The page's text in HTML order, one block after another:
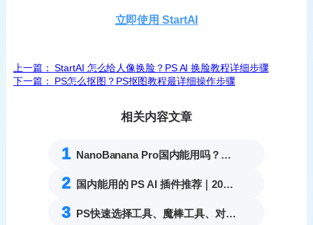
立即使用 StartAI
上一篇： StartAI 怎么给人像换脸？PS AI 换脸教程详细步骤
下一篇：
PS怎么抠图？PS抠图教程最详细操作步骤
相关内容文章
1 NanoBanana Pro国内能用吗？Nano banana使用教程
2 国内能用的 PS AI 插件推荐｜2026 4款AI插件最新实测
3 PS快速选择工具、魔棒工具、对象选择工具怎么用？选区工具完整实操教程